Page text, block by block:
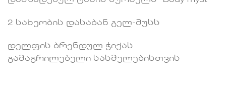
2 სახეობის დასაბან გელ-მუსს
დელფის ბრენდულ ჭიქას
გამაგრილებელი სასმელებისთვის